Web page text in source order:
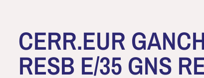
CERR.EUR
RESB E/35 GNS